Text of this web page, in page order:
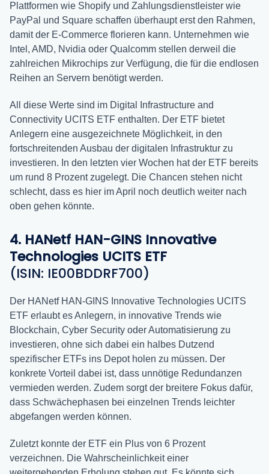
Plattformen wie Shopify und Zahlungsdienstleister wie
PayPal und Square schaffen überhaupt erst den Rahmen,
damit der E-Commerce florieren kann. Unternehmen wie
Intel, AMD, Nvidia oder Qualcomm stellen derweil die
zahlreichen Mikrochips zur Verfügung, die für die endlosen
Reihen an Servern benötigt werden.
All diese Werte sind im Digital Infrastructure and
Connectivity UCITS ETF enthalten. Der ETF bietet
Anlegern eine ausgezeichnete Möglichkeit, in den
fortschreitenden Ausbau der digitalen Infrastruktur zu
investieren. In den letzten vier Wochen hat der ETF bereits
um rund 8 Prozent zugelegt. Die Chancen stehen nicht
schlecht, dass es hier im April noch deutlich weiter nach
oben gehen könnte.
4. HANetf HAN-GINS Innovative
Technologies UCITS ETF
(ISIN: IE00BDDRF700)
Der HANetf HAN-GINS Innovative Technologies UCITS
ETF erlaubt es Anlegern, in innovative Trends wie
Blockchain, Cyber Security oder Automatisierung zu
investieren, ohne sich dabei ein halbes Dutzend
spezifischer ETFs ins Depot holen zu müssen. Der
konkrete Vorteil dabei ist, dass unnötige Redundanzen
vermieden werden. Zudem sorgt der breitere Fokus dafür,
dass Schwächephasen bei einzelnen Trends leichter
abgefangen werden können.
Zuletzt konnte der ETF ein Plus von 6 Prozent
verzeichnen. Die Wahrscheinlichkeit einer